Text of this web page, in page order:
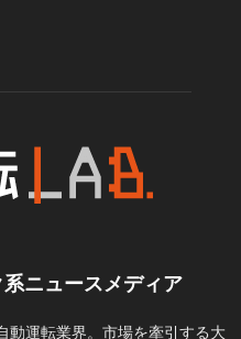
ニュースメディア
動運転業界。市場を牽引する大